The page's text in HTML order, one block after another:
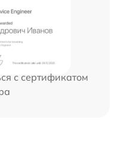
с сертификатом